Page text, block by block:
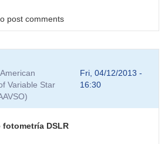
post comments
American
Variable Star
Fri, 04/12/2013 -
16:30
fotometría DSLR